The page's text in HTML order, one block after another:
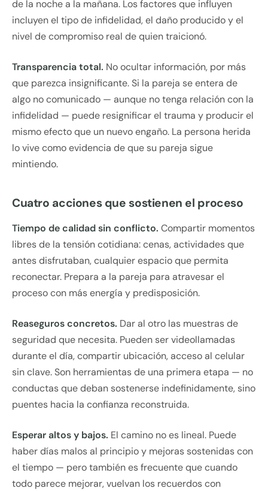
de la noche a la mañana. Los factores que influyen
incluyen el tipo de infidelidad, el daño producido y el
nivel de compromiso real de quien traicionó.
Transparencia total. No ocultar información, por más
que parezca insignificante. Si la pareja se entera de
algo no comunicado — aunque no tenga relación con la
infidelidad — puede resignificar el trauma y producir el
mismo efecto que un nuevo engaño. La persona herida
lo vive como evidencia de que su pareja sigue
mintiendo.
Cuatro acciones que sostienen el proceso
Tiempo de calidad sin conflicto. Compartir momentos
libres de la tensión cotidiana: cenas, actividades que
antes disfrutaban, cualquier espacio que permita
reconectar. Prepara a la pareja para atravesar el
proceso con más energía y predisposición.
Reaseguros concretos. Dar al otro las muestras de
seguridad que necesita. Pueden ser videollamadas
durante el día, compartir ubicación, acceso al celular
sin clave. Son herramientas de una primera etapa — no
conductas que deban sostenerse indefinidamente, sino
puentes hacia la confianza reconstruida.
Esperar altos y bajos. El camino no es lineal. Puede
haber días malos al principio y mejoras sostenidas con
el tiempo — pero también es frecuente que cuando
todo parece mejorar, vuelvan los recuerdos con